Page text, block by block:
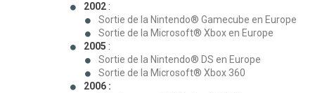
2002 :
Sortie de la Nintendo® Gamecube en Europe
Sortie de la Microsoft® Xbox en Europe
2005 :
Sortie de la Nintendo® DS en Europe
Sortie de la Microsoft® Xbox 360
2006 :